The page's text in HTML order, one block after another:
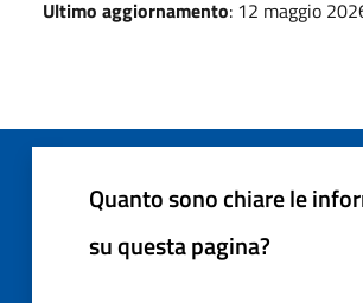
Ultimo aggiornamento: 12 maggio
Quanto sono chiare le
su questa pagina?